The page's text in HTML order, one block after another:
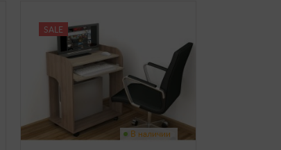
SALE
В наличии